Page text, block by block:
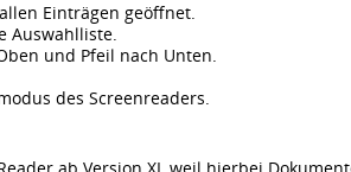
Einträgen geöffnet.
Auswahlliste.
und Pfeil nach Unten.
des Screenreaders.